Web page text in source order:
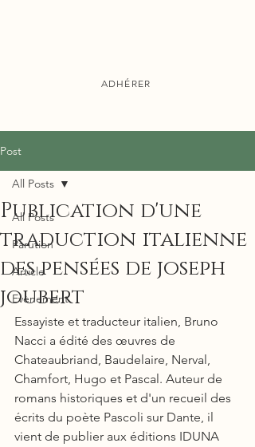
ADHÉRER
Post
All Posts
Parution
Article
Evènement
All Posts
Publication d'une
traduction italienne
des pensées de joseph
joubert
Essayiste et traducteur italien, Bruno
Nacci a édité des œuvres de
Chateaubriand, Baudelaire, Nerval,
Chamfort, Hugo et Pascal. Auteur de
romans historiques et d'un recueil des
écrits du poète Pascoli sur Dante, il
vient de publier aux éditions IDUNA